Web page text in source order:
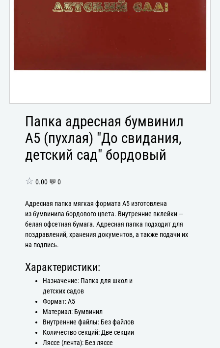
Папка адресная бумвинил
А5 (пухлая) "До свидания,
детский сад" бордовый
☆ 0.00 💬 0
Адресная папка мягкая формата А5 изготовлена
из бумвинила бордового цвета. Внутренние вклейки —
белая офсетная бумага. Адресная папка подходит для
поздравлений, хранения документов, а также подачи их
на подпись.
Характеристики:
Назначение: Папка для школ и
детских садов
Формат: А5
Материал: Бумвинил
Внутренние файлы: Без файлов
Количество секций: Две секции
Ляссе (лента): Без ляссе